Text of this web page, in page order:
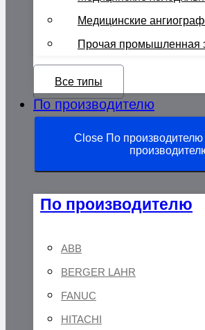
Медицинские
Прочая промышленная
Все типы
По производителю
Close По производителю
По производителю
ABB
BERGER LAHR
FANUC
HITACHI